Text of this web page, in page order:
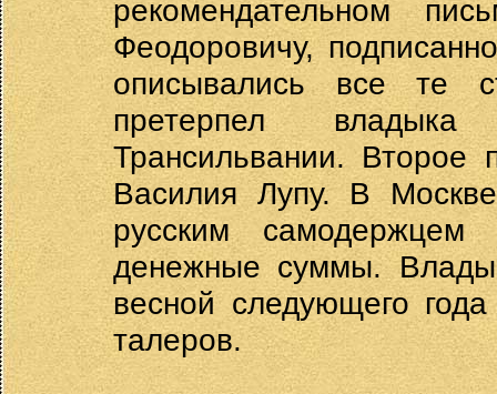
рекомендательном
Феодоровичу,
описывались все те
претерпел
Трансильвании.
Василия Лупу. В
русским
денежные суммы.
весной следующего
талеров.